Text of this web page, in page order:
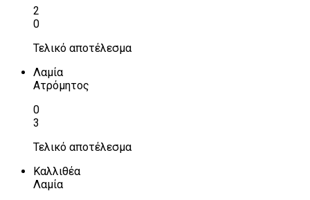
2
0
Τελικό αποτέλεσμα
Λαμία
Ατρόμητος
0
3
Τελικό αποτέλεσμα
Καλλιθέα
Λαμία